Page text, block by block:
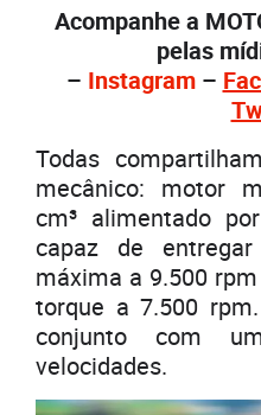
Acompanhe a
pelas
– Instagram–
Todas
mecânico: motor
cm³ alimentado
capaz de
máxima a 9.500
torque a 7.500
conjunto com
velocidades.